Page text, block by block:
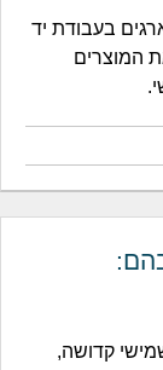
בעבודת יד
המוצרים
קדושה,